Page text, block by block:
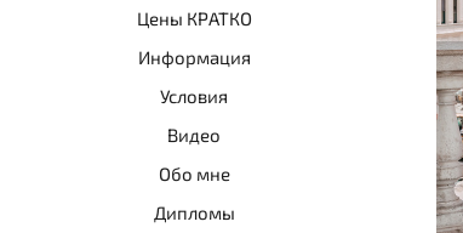
Цены КРАТКО
Информация
Условия
Видео
Обо мне
Дипломы